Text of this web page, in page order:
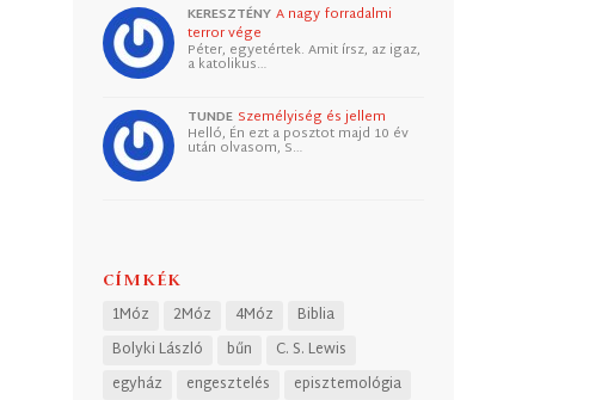
KERESZTÉNY A nagy forradalmi
terror vége
Péter, egyetértek. Amit írsz, az igaz,
a katolikus…
TUNDE Személyiség és jellem
Helló, Én ezt a posztot majd 10 év
után olvasom, S…
CÍMKÉK
1Móz 2Móz 4Móz
Biblia
Bolyki László
bűn
C. S. Lewis
egyház
engesztelés
episztemológia